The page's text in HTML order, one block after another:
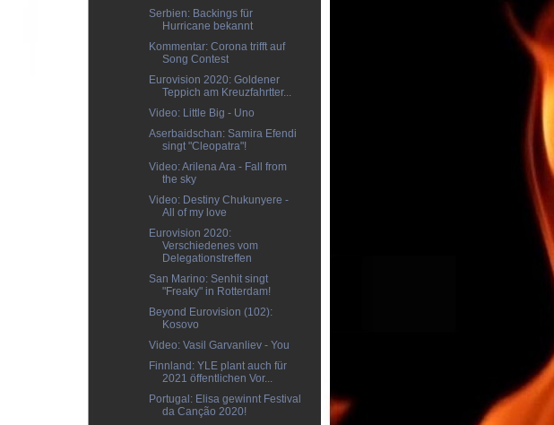
Serbien: Backings für
Hurricane bekannt
Kommentar: Corona trifft auf
Song Contest
Eurovision 2020: Goldener
Teppich am Kreuzfahrtter...
Video: Little Big - Uno
Aserbaidschan: Samira Efendi
singt "Cleopatra"!
Video: Arilena Ara - Fall from
the sky
Video: Destiny Chukunyere -
All of my love
Eurovision 2020:
Verschiedenes vom
Delegationstreffen
San Marino: Senhit singt
"Freaky" in Rotterdam!
Beyond Eurovision (102):
Kosovo
Video: Vasil Garvanliev - You
Finnland: YLE plant auch für
2021 öffentlichen Vor...
Portugal: Elisa gewinnt Festival
da Canção 2020!